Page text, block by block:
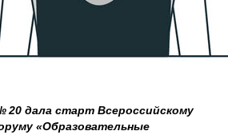
20 дала старт Всероссийскому
«Образовательные